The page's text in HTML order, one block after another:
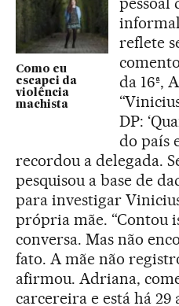
Como eu
escapei da
violência
machista
reflete
da 16ª,
DP:
do país
recordou a delegada.
pesquisou a base de
para investigar
própria mãe. “Contou
conversa. Mas não
fato. A mãe não
afirmou. Adriana,
carcereira e está há 29